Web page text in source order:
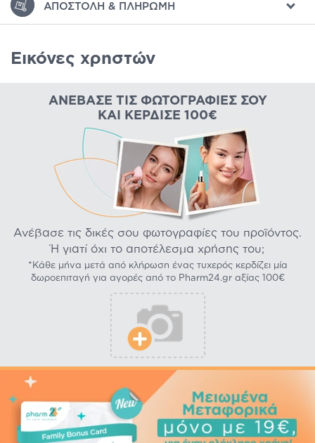
ΑΠΟΣΤΟΛΉ & ΠΛΗΡΩΜΉ
Εικόνες χρηστών
ΑΝΈΒΑΣΕ ΤΙΣ ΦΩΤΟΓΡΑΦΊΕΣ ΣΟΥ
ΚΑΙ ΚΈΡΔΙΣΕ 100€
Ανέβασε τις δικές σου φωτογραφίες του προϊόντος.
Ή γιατί όχι το αποτέλεσμα χρήσης του;
*Κάθε μήνα μετά από κλήρωση ένας τυχερός κερδίζει μία
δωροεπιταγή για αγορές από το Pharm24.gr αξίας 100€